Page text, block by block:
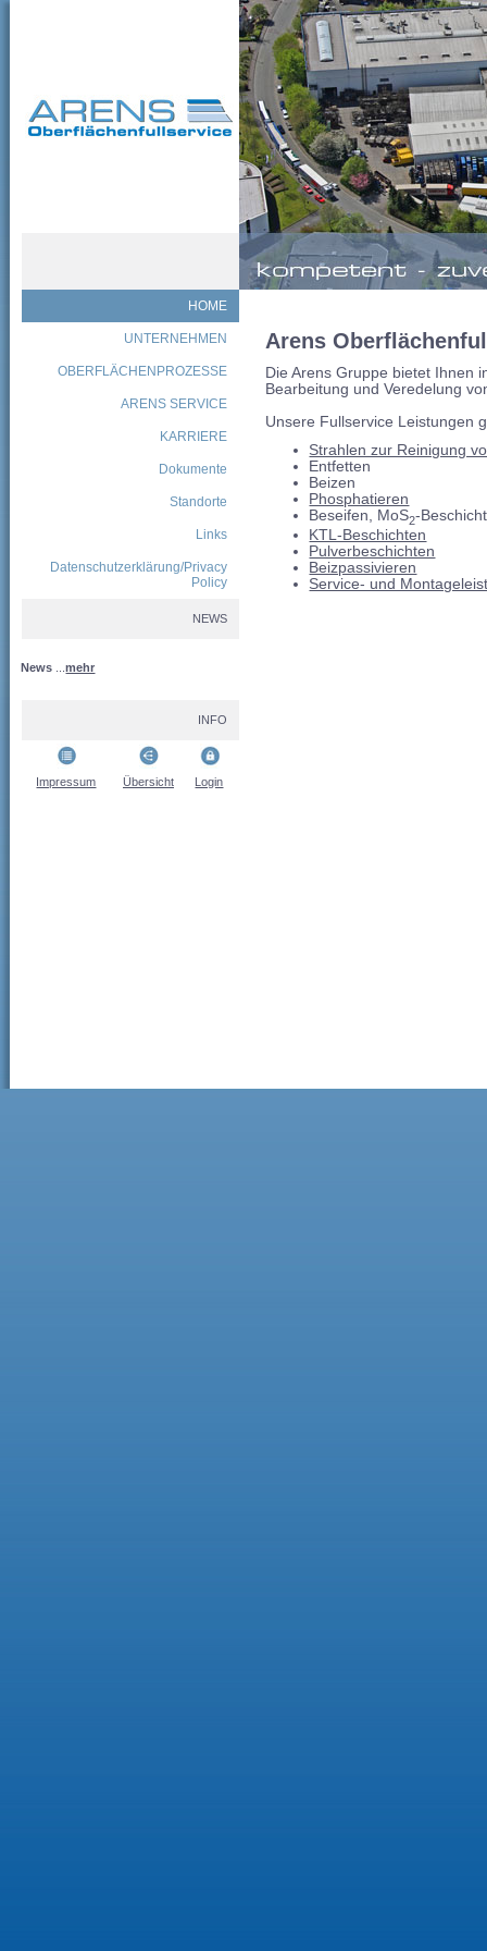
HOME
UNTERNEHMEN
OBERFLÄCHENPROZESSE
ARENS SERVICE
KARRIERE
Dokumente
Standorte
Links
Datenschutzerklärung/Privacy
Policy
NEWS
News ...mehr
INFO
Impressum Übersicht Login
Arens
Die Arens Gruppe bietet Ihnen
Bearbeitung und Veredelung
Unsere Fullservice Leistungen
Strahlen zur Reinigung
Entfetten
Beizen
Phosphatieren
Beseifen, MoS2-
KTL-Beschichten
Pulverbeschichten
Beizpassivieren
Service- und